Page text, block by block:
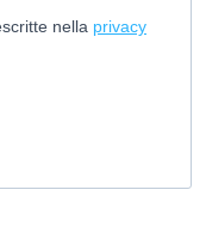
nella privacy